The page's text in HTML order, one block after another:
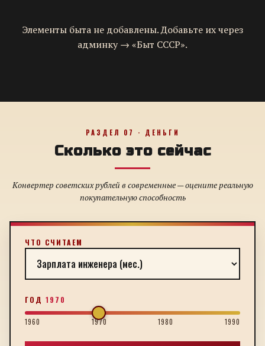
Элементы быта не добавлены. Добавьте их через
админку → «Быт СССР».
РАЗДЕЛ 07 · ДЕНЬГИ
Сколько это сейчас
Конвертер советских рублей в современные — оцените реальную
покупательную способность
ЧТО СЧИТАЕМ
ГОД 1970
1960 1970 1980 1990